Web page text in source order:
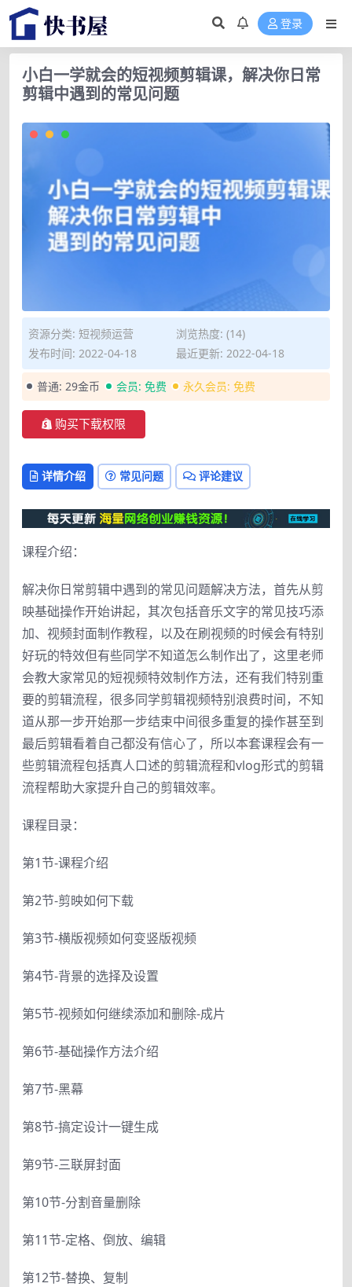
登录
小白一学就会的短视频剪辑课，解决你日常
剪辑中遇到的常见问题
资源分类: 短视频运营
浏览热度: (14)
发布时间: 2022-04-18
最近更新: 2022-04-18
普通: 29金币 会员: 免费 永久会员: 免费
购买下载权限
详情介绍 常见问题 评论建议
课程介绍：
解决你日常剪辑中遇到的常见问题解决方法，首先从剪
映基础操作开始讲起，其次包括音乐文字的常见技巧添
加、视频封面制作教程，以及在刷视频的时候会有特别
好玩的特效但有些同学不知道怎么制作出了，这里老师
会教大家常见的短视频特效制作方法，还有我们特别重
要的剪辑流程，很多同学剪辑视频特别浪费时间，不知
道从那一步开始那一步结束中间很多重复的操作甚至到
最后剪辑看着自己都没有信心了，所以本套课程会有一
些剪辑流程包括真人口述的剪辑流程和vlog形式的剪辑
流程帮助大家提升自己的剪辑效率。
课程目录：
第1节-课程介绍
第2节-剪映如何下载
第3节-横版视频如何变竖版视频
第4节-背景的选择及设置
第5节-视频如何继续添加和删除-成片
第6节-基础操作方法介绍
第7节-黑幕
第8节-搞定设计一键生成
第9节-三联屏封面
第10节-分割音量删除
第11节-定格、倒放、编辑
第12节-替换、复制